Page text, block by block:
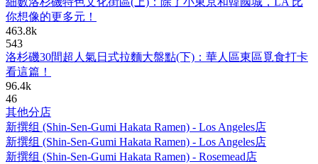
你想像的更多元！
463.8k
543
洛杉磯30間超人氣日式拉麵大盤點(下)：華人區東區覓食打卡
看這篇！
96.4k
46
其他分店
新撰组 (Shin-Sen-Gumi Hakata Ramen) - Los Angeles店
新撰组 (Shin-Sen-Gumi Hakata Ramen) - Los Angeles店
新撰组 (Shin-Sen-Gumi Hakata Ramen) - Rosemead店